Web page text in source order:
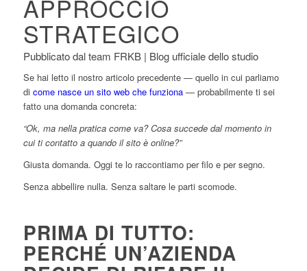
APPROCCIO
STRATEGICO
Pubblicato dal team FRKB | Blog ufficiale dello studio
Se hai letto il nostro articolo precedente — quello in cui parliamo
di come nasce un sito web che funziona— probabilmente ti sei
fatto una domanda concreta:
“Ok, ma nella pratica come va? Cosa succede dal momento in
cui ti contatto a quando il sito è online?”
Giusta domanda. Oggi te lo raccontiamo per filo e per segno.
Senza abbellire nulla. Senza saltare le parti scomode.
PRIMA DI TUTTO:
PERCHÉ UN’AZIENDA